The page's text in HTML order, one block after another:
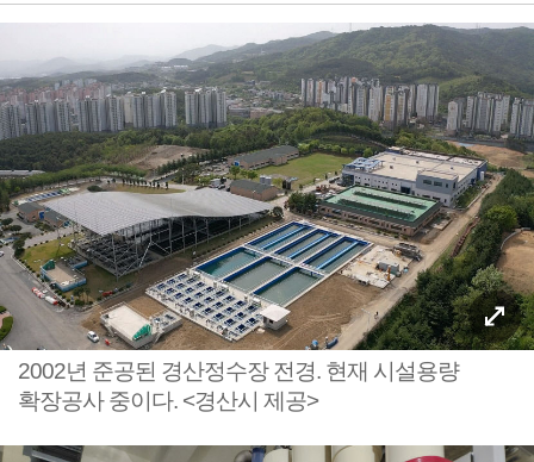
2002년 준공된 경산정수장 전경. 현재 시설용량
확장공사 중이다. <경산시 제공>